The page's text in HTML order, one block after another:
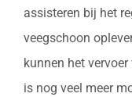
assisteren bij het
veegschoon
kunnen het
is nog veel meer